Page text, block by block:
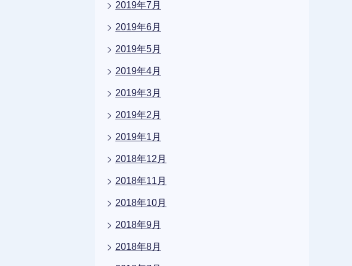
2019年7月
2019年6月
2019年5月
2019年4月
2019年3月
2019年2月
2019年1月
2018年12月
2018年11月
2018年10月
2018年9月
2018年8月